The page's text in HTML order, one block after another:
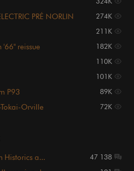
PRÉ NORLIN 274K
211K
'66" reissue 182K
110K
101K
P93 89K
Orville 72K
Historics a... 47 138